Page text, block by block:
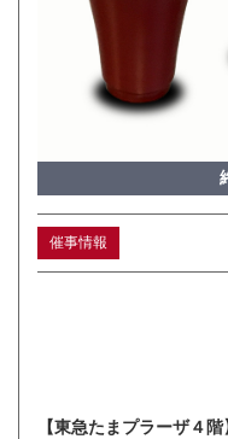
催事情報
【東急たまプラーザ４